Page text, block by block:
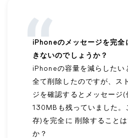
iPhoneのメッセージを完全
きないのでしょうか？
iPhoneの容量を減らしたい
全て削除したのですが、ス
ジを確認するとメッセージ
130MBも残っていました。
存)を完全に 削除すること
か？